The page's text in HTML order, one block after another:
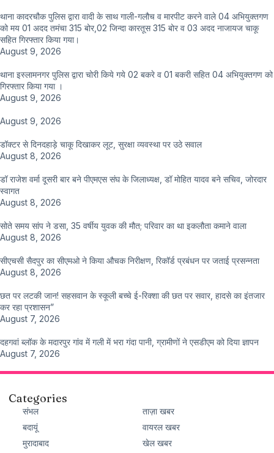
थाना कादरचौक पुलिस द्वारा वादी के साथ गाली-गलौच व मारपीट करने वाले 04 अभियुक्तगण
को मय 01 अदद तमंचा 315 बोर,02 जिन्दा कारतूस 315 बोर व 03 अदद नाजायज चाकू
सहित गिरफ्तार किया गया।
August 9, 2026
थाना इस्लामनगर पुलिस द्वारा चोरी किये गये 02 बकरे व 01 बकरी सहित 04 अभियुक्तगण को
गिरफ्तार किया गया ।
August 9, 2026
August 9, 2026
डॉक्टर से दिनदहाड़े चाकू दिखाकर लूट, सुरक्षा व्यवस्था पर उठे सवाल
August 8, 2026
डॉ राजेश वर्मा दूसरी बार बने पीएमएस संघ के जिलाध्यक्ष, डॉ मोहित यादव बने सचिव, जोरदार
स्वागत
August 8, 2026
सोते समय सांप ने डसा, 35 वर्षीय युवक की मौत; परिवार का था इकलौता कमाने वाला
August 8, 2026
सीएचसी सैदपुर का सीएमओ ने किया औचक निरीक्षण, रिकॉर्ड प्रबंधन पर जताई प्रसन्नता
August 8, 2026
छत पर लटकी जान! सहसवान के स्कूली बच्चे ई-रिक्शा की छत पर सवार, हादसे का इंतजार
कर रहा प्रशासन”
August 7, 2026
दहगवां ब्लॉक के मदारपुर गांव में गली में भरा गंदा पानी, ग्रामीणों ने एसडीएम को दिया ज्ञापन
August 7, 2026
Categories
संभल
बदायूं
मुरादाबाद
ताज़ा खबर
वायरल खबर
खेल खबर